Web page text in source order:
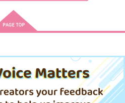
作品詳細
on ICE
Cries
Meteor
1,540 （税込）
ユーリ!!! on ICE